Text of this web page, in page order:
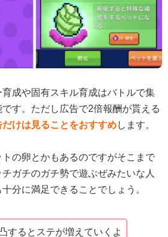
成や固有スキル育成はバトルで集
す。ただし広告で2倍報酬が貰える
けは見ることをおすすめします。
の卵とかもあるのですがそこまで
ガチのガチ勢で遊ぶぜみたいな人
分に満足できることでしょう。
するとステが増えていくよ